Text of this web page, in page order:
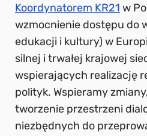
Koordynatorem KR21 w
wzmocnienie dostępu do
edukacji i kultury) w
silnej i trwałej krajowej
wspierających realizację
polityk. Wspieramy
tworzenie przestrzeni
niezbędnych do